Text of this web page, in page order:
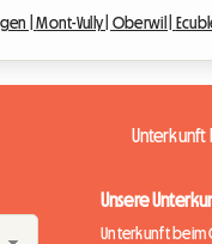
|Mont-Vully | Oberwil |
Unsere
Unterkunft beim